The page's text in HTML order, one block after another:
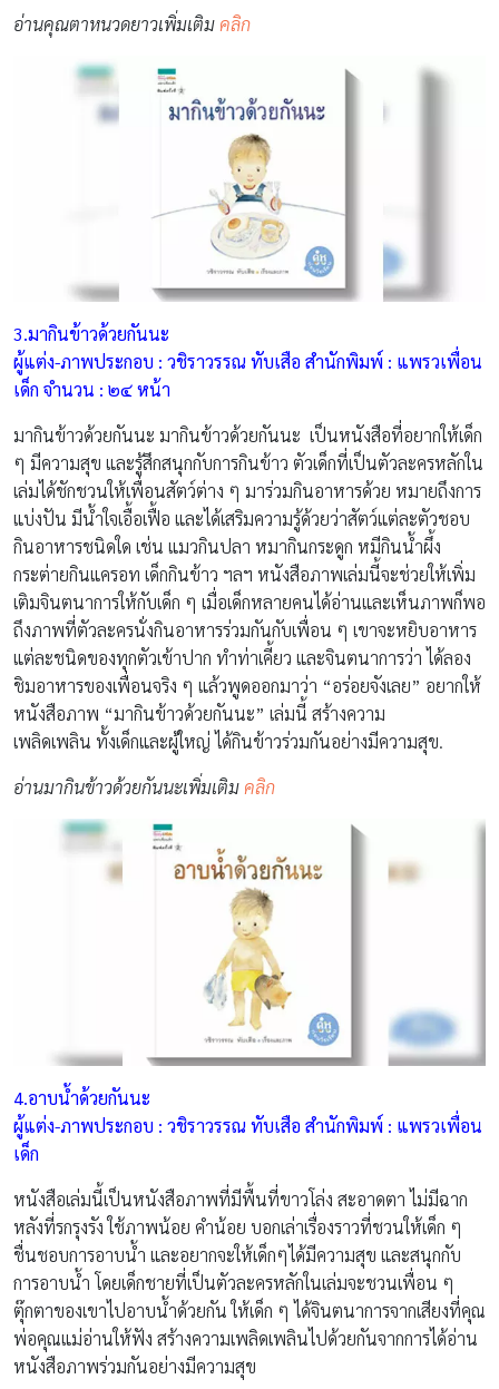
อ่านคุณตาหนวดยาวเพิ่มเติม คลิก
3.มากินข้าวด้วยกันนะ
ผู้แต่ง-ภาพประกอบ : วชิราวรรณ ทับเสือ สำนักพิมพ์ : แพรวเพื่อน
เด็ก จำนวน : ๒๔ หน้า
มากินข้าวด้วยกันนะ มากินข้าวด้วยกันนะ เป็นหนังสือที่อยากให้เด็ก
ๆ มีความสุข และรู้สึกสนุกกับการกินข้าว ตัวเด็กที่เป็นตัวละครหลักใน
เล่มได้ชักชวนให้เพื่อนสัตว์ต่าง ๆ มาร่วมกินอาหารด้วย หมายถึงการ
แบ่งปัน มีนํ้าใจเอื้อเฟื้อ และได้เสริมความรู้ด้วยว่าสัตว์แต่ละตัวชอบ
กินอาหารชนิดใด เช่น แมวกินปลา หมากินกระดูก หมีกินน้ำผึ้ง
กระต่ายกินแครอท เด็กกินข้าว ฯลฯ หนังสือภาพเล่มนี้จะช่วยให้เพิ่ม
เติมจินตนาการให้กับเด็ก ๆ เมื่อเด็กหลายคนได้อ่านและเห็นภาพก็พอ
ถึงภาพที่ตัวละครนั่งกินอาหารร่วมกันกับเพื่อน ๆ เขาจะหยิบอาหาร
แต่ละชนิดของทุกตัวเข้าปาก ทำท่าเคี้ยว และจินตนาการว่า ได้ลอง
ชิมอาหารของเพื่อนจริง ๆ แล้วพูดออกมาว่า “อร่อยจังเลย” อยากให้
หนังสือภาพ “มากินข้าวด้วยกันนะ” เล่มนี้ สร้างความ
เพลิดเพลิน ทั้งเด็กและผู้ใหญ่ ได้กินข้าวร่วมกันอย่างมีความสุข.
อ่านมากินข้าวด้วยกันนะเพิ่มเติมคลิก
4.อาบน้ำด้วยกันนะ
ผู้แต่ง-ภาพประกอบ : วชิราวรรณ ทับเสือ สำนักพิมพ์ : แพรวเพื่อน
เด็ก
หนังสือเล่มนี้เป็นหนังสือภาพที่มีพื้นที่ขาวโล่ง สะอาดตา ไม่มีฉาก
หลังที่รกรุงรัง ใช้ภาพน้อย คำน้อย บอกเล่าเรื่องราวที่ชวนให้เด็ก ๆ
ชื่นชอบการอาบน้ำ และอยากจะให้เด็กๆได้มีความสุข และสนุกกับ
การอาบนํ้า โดยเด็กชายที่เป็นตัวละครหลักในเล่มจะชวนเพื่อน ๆ
ตุ๊กตาของเขาไปอาบน้ำด้วยกัน ให้เด็ก ๆ ได้จินตนาการจากเสียงที่คุณ
พ่อคุณแม่อ่านให้ฟัง สร้างความเพลิดเพลินไปด้วยกันจากการได้อ่าน
หนังสือภาพร่วมกันอย่างมีความสุข